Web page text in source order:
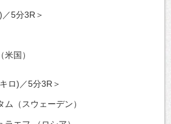
5分3R＞
国）
ロ)／5分3R＞
（スウェーデン）